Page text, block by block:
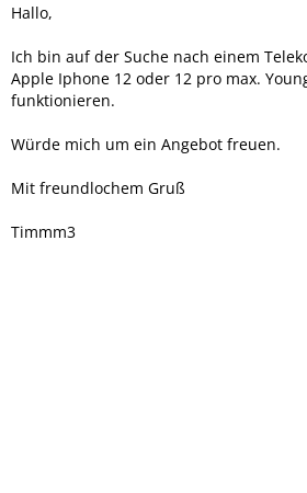
Hallo,
Ich bin auf der Suche nach einem
Apple Iphone 12 oder 12 pro max.
funktionieren.
Würde mich um ein Angebot freuen.
Mit freundlochem Gruß
Timmm3